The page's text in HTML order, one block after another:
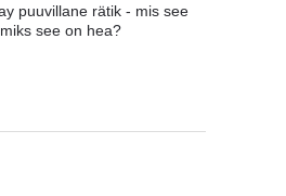
puuvillane rätik - mis see
see on hea?